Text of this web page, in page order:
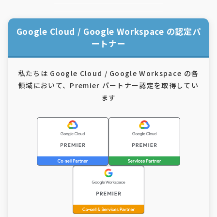
Google Cloud / Google Workspace の認定パ
ートナー
私たちは Google Cloud / Google Workspace の各
領域において、 Premier パートナー認定を取得してい
ます